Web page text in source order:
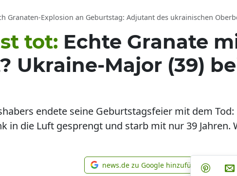
Explosion an Geburtstag: Adjutant des ukrainischen Oberbefehlshabers in
tot: Echte Granate
Ukraine-Major (39)
endete seine Geburtstagsfeier mit dem Tod:
in die Luft gesprengt und starb mit nur 39 Jahren.
news.de zu Google
news.de zu Google hinzufügen Teilen